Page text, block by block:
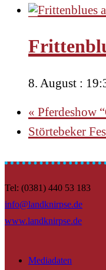
8. August :
« Pferdeshow
Störtebeker
Tel: (0381) 440 53 183
info@landknirpse.de
www.landknirpse.de
Mediadaten